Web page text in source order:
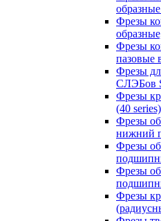
Фрезы
Фрезы
пазовые
Фрезы
СЛЭБов
Фрезы
(40 series)
Фрезы
нижний
Фрезы
Фрезы
Фрезы